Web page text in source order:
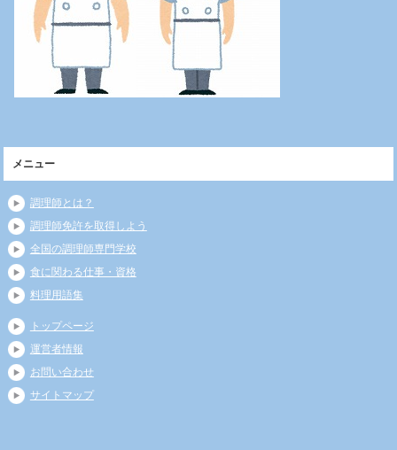
メニュー
調理師とは？
調理師免許を取得しよう
全国の調理師専門学校
食に関わる仕事・資格
料理用語集
トップページ
運営者情報
お問い合わせ
サイトマップ